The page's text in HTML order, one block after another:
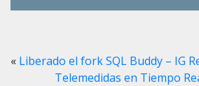
« Liberado el fork SQL Buddy – IG
Telemedidas en Tiempo